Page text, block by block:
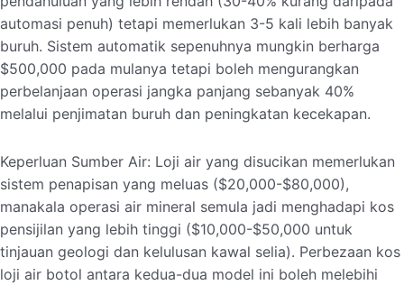
automasi penuh) tetapi memerlukan 3-5 kali lebih banyak
buruh. Sistem automatik sepenuhnya mungkin berharga
$500,000 pada mulanya tetapi boleh mengurangkan
perbelanjaan operasi jangka panjang sebanyak 40%
melalui penjimatan buruh dan peningkatan kecekapan.
Keperluan Sumber Air: Loji air yang disucikan memerlukan
sistem penapisan yang meluas ($20,000-$80,000),
manakala operasi air mineral semula jadi menghadapi kos
pensijilan yang lebih tinggi ($10,000-$50,000 untuk
tinjauan geologi dan kelulusan kawal selia). Perbezaan kos
loji air botol antara kedua-dua model ini boleh melebihi